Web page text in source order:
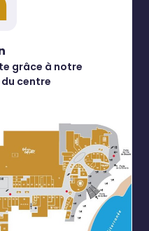
grâce à notre
centre